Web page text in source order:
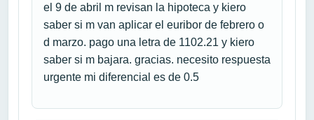
el 9 de abril m revisan la hipoteca y kiero
saber si m van aplicar el euribor de febrero o
d marzo. pago una letra de 1102.21 y kiero
saber si m bajara. gracias. necesito respuesta
urgente mi diferencial es de 0.5